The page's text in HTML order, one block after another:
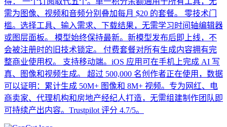
需为图像、视频和音频分别叠加每月 $20 的套餐。 零技术门
槛。选择工具、输入需求、下载结果，无需学习时间轴编辑器
或图层面板。 模型始终保持最新。新模型发布后即上线，不
会被注册时的旧技术锁定。 付费套餐对所有生成内容拥有完
整商业使用权。 支持移动端。iOS 应用可在手机上完成 AI 写
真、图像和视频生成。 超过 500,000 名创作者正在使用，数据
可以证明：累计生成 50M+ 图像和 8M+ 视频。专为网红、电
商卖家、代理机构和房地产经纪人打造，无需组建制作团队即
可持续产出内容。Trustpilot 评分 4.7/5。